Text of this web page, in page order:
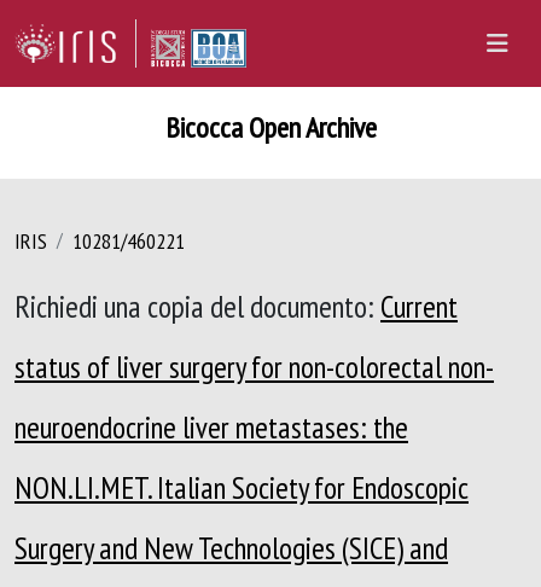
Bicocca Open Archive
IRIS 10281/460221
Richiedi una copia del documento: Current
status of liver surgery for non-colorectal non-
neuroendocrine liver metastases: the
NON.LI.MET. Italian Society for Endoscopic
Surgery and New Technologies (SICE) and